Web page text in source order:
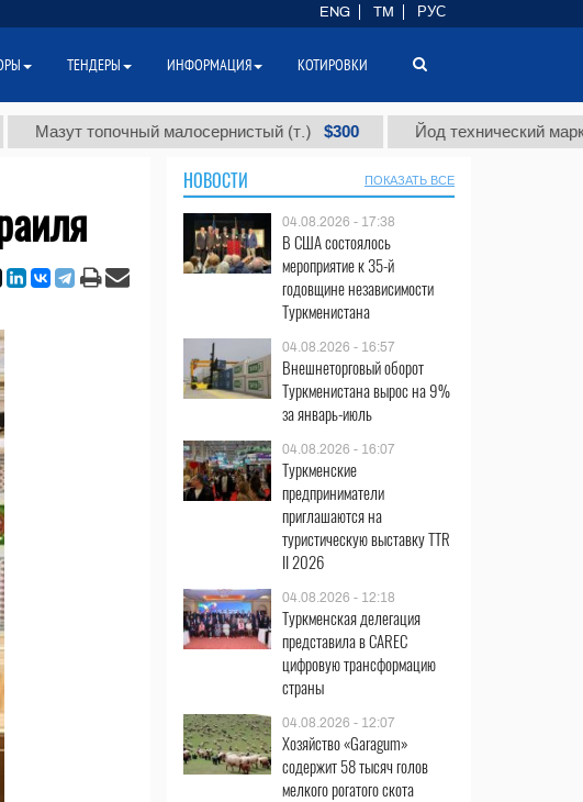
топочный малосернистый (т.) $300 Йод технический марки "А"
НОВОСТИ ПОКАЗАТЬ ВСЕ
04.08.2026 - 17:38
В США состоялось
мероприятие к 35-й
годовщине независимости
Туркменистана
04.08.2026 - 16:57
Внешнеторговый оборот
Туркменистана вырос на 9%
за январь-июль
04.08.2026 - 16:07
Туркменские
предприниматели
приглашаются на
туристическую выставку TTR
II 2026
04.08.2026 - 12:18
Туркменская делегация
представила в CAREC
цифровую трансформацию
страны
04.08.2026 - 12:07
Хозяйство «Garagum»
содержит 58 тысяч голов
мелкого рогатого скота
ENG TM РУС
ТЕНДЕРЫ ИНФОРМАЦИЯ КОТИРОВКИ